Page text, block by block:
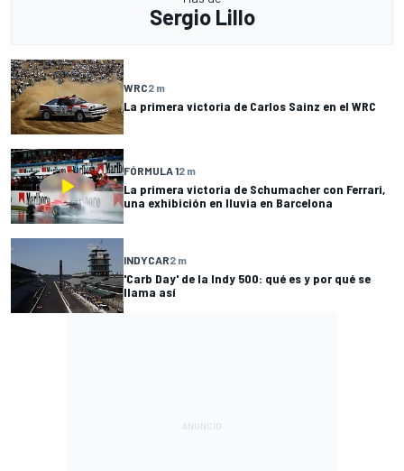
Sergio Lillo
WRC2 m
La primera victoria de Carlos Sainz en el WRC
FÓRMULA 12 m
La primera victoria de Schumacher con Ferrari,
una exhibición en lluvia en Barcelona
INDYCAR2 m
'Carb Day' de la Indy 500: qué es y por qué se
llama así